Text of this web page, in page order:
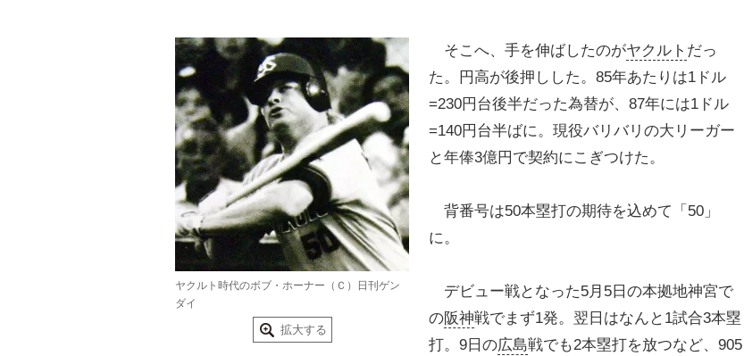
ヤクルト時代のボブ・ホーナー（Ｃ）日刊ゲン
ダイ
拡大する
そこへ、手を伸ばしたのがヤクルト だっ
た。円高が後押しした。85年あたりは1ドル
=230円台後半だった為替が、87年には1ドル
=140円台半ばに。現役バリバリの大リーガー
と年俸3億円で契約にこぎつけた。
背番号は50本塁打の期待を込めて「50」
に。
デビュー戦となった5月5日の本拠地神宮で
の阪神戦でまず1発。翌日はなんと1試合3本塁
打。9日の広島戦でも2本塁打を放つなど、905